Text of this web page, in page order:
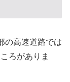
の高速道路では
ろがありま